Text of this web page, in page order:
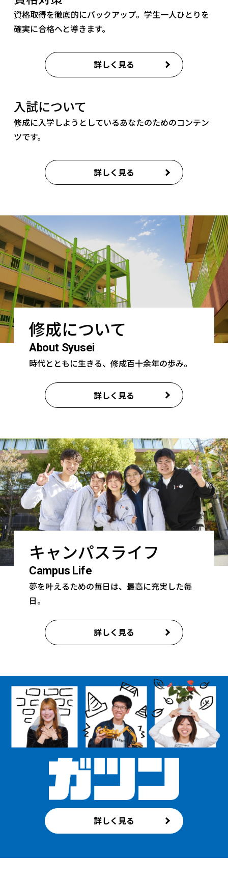
資格取得を徹底的にバックアップ。 学生一人ひとりを
確実に合格へと導きます。
詳しく見る
入試について
修成に入学しようとしているあなたのためのコンテン
ツです。
詳しく見る
修成について
About Syusei
時代とともに生きる、修成百十余年の歩み。
詳しく見る
キャンパスライフ
Campus Life
夢を叶えるための毎日は、最高に充実した毎
日。
詳しく見る
詳しく見る